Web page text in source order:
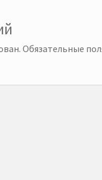
Обязательные